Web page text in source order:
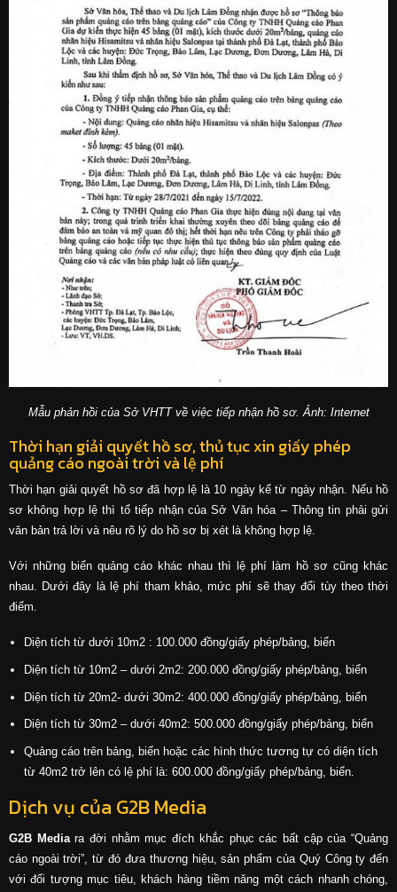
Mẫu phản hồi của Sở VHTT về việc tiếp nhận hồ sơ. Ảnh: Internet
Thời hạn giải quyết hồ sơ, thủ tục xin giấy phép
quảng cáo ngoài trời và lệ phí
Thời hạn giải quyết hồ sơ đã hợp lệ là 10 ngày kể từ ngày nhận. Nếu hồ
sơ không hợp lệ thì tổ tiếp nhận của Sở Văn hóa – Thông tin phải gửi
văn bản trả lời và nêu rõ lý do hồ sơ bị xét là không hợp lệ.
Với những biển quảng cáo khác nhau thì lệ phí làm hồ sơ cũng khác
nhau. Dưới đây là lệ phí tham khảo, mức phí sẽ thay đổi tùy theo thời
điểm.
Diện tích từ dưới 10m2 : 100.000 đồng/giấy phép/bảng, biển
Diện tích từ 10m2 – dưới 2m2: 200.000 đồng/giấy phép/bảng, biển
Diện tích từ 20m2- dưới 30m2: 400.000 đồng/giấy phép/bảng, biển
Diện tích từ 30m2 – dưới 40m2: 500.000 đồng/giấy phép/bảng, biển
Quảng cáo trên bảng, biển hoặc các hình thức tương tự có diện tích
từ 40m2 trở lên có lệ phí là: 600.000 đồng/giấy phép/bảng, biển.
Dịch vụ của G2B Media
G2B Mediara đời nhằm mục đích khắc phục các bất cập của “Quảng
cáo ngoài trời”, từ đó đưa thương hiệu, sản phẩm của Quý Công ty đến
với đối tượng mục tiêu, khách hàng tiềm năng một cách nhanh chóng,